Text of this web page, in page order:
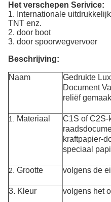
Het verschepen Serivice:
1. Internationale
TNT enz.
2. door boot
3. door spoorwegvervoer
Beschrijving:
Naam
Gedrukte
Document
reliëf
1. Materiaal
C1S of C2S-
kraftpapier-
speciaal
2. Grootte volgens de
3. Kleur volgens het